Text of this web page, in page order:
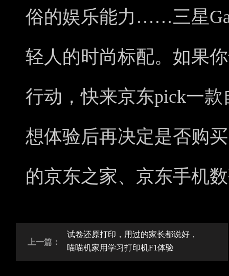
俗的娱乐能力……三星
轻人的时尚标配。如果
行动，快来京东pick一
想体验后再决定是否购
的京东之家、京东手机
上一篇：
试卷还原打印，用过的家长都说好，
喵喵机家用学习打印机F1体验